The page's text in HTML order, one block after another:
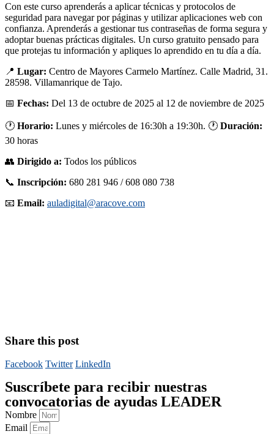
En
La
Para
Con este curso aprenderás a aplicar técnicas y protocolos de
seguridad para navegar por páginas y utilizar aplicaciones web con
confianza. Aprenderás a gestionar tus contraseñas de forma segura y
adoptar buenas prácticas digitales. Un curso gratuito pensado para
que protejas tu información y apliques lo aprendido en tu día a día.
📍 Lugar: Centro de Mayores Carmelo Martínez. Calle Madrid, 31.
28598. Villamanrique de Tajo.
📅 Fechas: Del 13 de octubre de 2025 al 12 de noviembre de 2025
🕐 Horario: Lunes y miércoles de 16:30h a 19:30h. 🕐 Duración:
30 horas
👥 Dirigido a: Todos los públicos
📞 Inscripción: 680 281 946 / 608 080 738
📧 Email: auladigital@aracove.com
Share this post
Facebook Twitter LinkedIn
Suscríbete para recibir nuestras
convocatorias de ayudas LEADER
Nombre
Email